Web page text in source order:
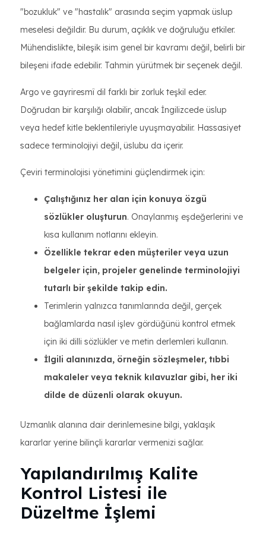
"bozukluk" ve "hastalık" arasında seçim yapmak üslup
meselesi değildir. Bu durum, açıklık ve doğruluğu etkiler.
Mühendislikte, bileşik isim genel bir kavramı değil, belirli bir
bileşeni ifade edebilir. Tahmin yürütmek bir seçenek değil.
Argo ve gayriresmî dil farklı bir zorluk teşkil eder.
Doğrudan bir karşılığı olabilir, ancak İngilizcede üslup
veya hedef kitle beklentileriyle uyuşmayabilir. Hassasiyet
sadece terminolojiyi değil, üslubu da içerir.
Çeviri terminolojisi yönetimini güçlendirmek için:
Çalıştığınız her alan için konuya özgü
sözlükler oluşturun. Onaylanmış eşdeğerlerini ve
kısa kullanım notlarını ekleyin.
Özellikle tekrar eden müşteriler veya uzun
belgeler için, projeler genelinde terminolojiyi
tutarlı bir şekilde takip edin.
Terimlerin yalnızca tanımlarında değil, gerçek
bağlamlarda nasıl işlev gördüğünü kontrol etmek
için iki dilli sözlükler ve metin derlemleri kullanın.
İlgili alanınızda, örneğin sözleşmeler, tıbbi
makaleler veya teknik kılavuzlar gibi, her iki
dilde de düzenli olarak okuyun.
Uzmanlık alanına dair derinlemesine bilgi, yaklaşık
kararlar yerine bilinçli kararlar vermenizi sağlar.
Yapılandırılmış Kalite
Kontrol Listesi ile
Düzeltme İşlemi